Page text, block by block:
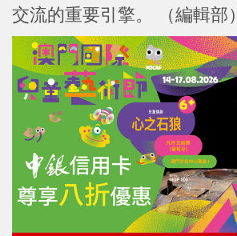
交流的重要引擎。 （編輯部）